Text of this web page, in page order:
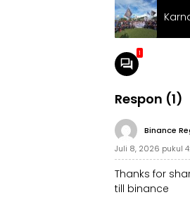
1
Respon (1)
Binance
Juli 8, 2026 pukul
Thanks for
till binance